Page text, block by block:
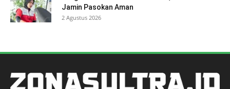
Jamin Pasokan Aman
2 Agustus 2026